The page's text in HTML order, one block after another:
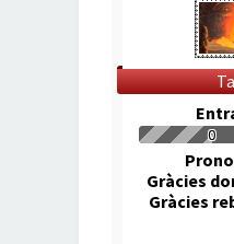
0
Gràcies
Gràcies